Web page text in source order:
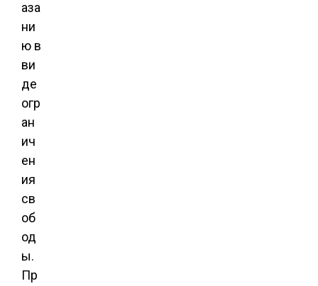
аза
ни
ю в
ви
де
огр
ан
ич
ен
ия
св
об
од
ы.
Пр